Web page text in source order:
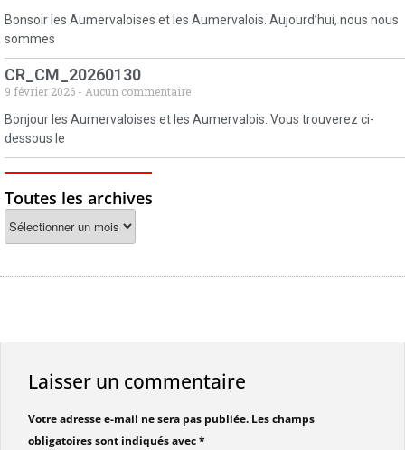
Bonsoir les Aumervaloises et les Aumervalois. Aujourd’hui, nous nous
sommes
CR_CM_20260130
9 février 2026
Aucun commentaire
Bonjour les Aumervaloises et les Aumervalois. Vous trouverez ci-
dessous le
Toutes les archives
Laisser un commentaire
Votre adresse e-mail ne sera pas publiée. Les champs
obligatoires sont indiqués avec*